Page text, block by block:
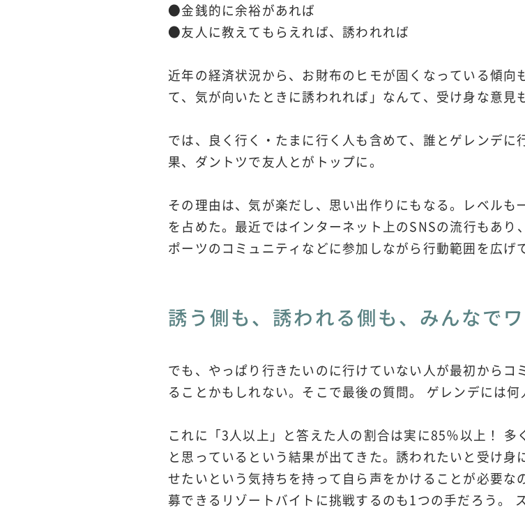
●金銭的に余裕があれば
●友人に教えてもらえれば、誘われれば
近年の経済状況から、お財布のヒモが固くなっている傾向
て、気が向いたときに誘われれば」なんて、受け身な意見も
では、良く行く・たまに行く人も含めて、誰とゲレンデに
果、ダントツで友人とがトップに。
その理由は、気が楽だし、思い出作りにもなる。レベルも
を占めた。最近ではインターネット上のSNSの流行もあ
ポーツのコミュニティなどに参加しながら行動範囲を広げ
誘う側も、誘われる側も、みんなで
でも、やっぱり行きたいのに行けていない人が最初からコ
ることかもしれない。そこで最後の質問。 ゲレンデには何
これに「3人以上」と答えた人の割合は実に85％以上！
と思っているという結果が出てきた。誘われたいと受け身
せたいという気持ちを持って自ら声をかけることが必要
募できるリゾートバイトに挑戦するのも1つの手だろう。